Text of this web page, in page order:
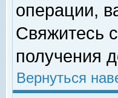
операции,
Свяжитесь
получения
Вернуться